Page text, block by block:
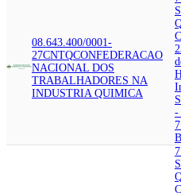
08.643.400/0001-
27CNTQCONFEDERACAO
NACIONAL DOS
TRABALHADORES NA
INDUSTRIA QUIMICA
-